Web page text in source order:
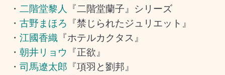
・ 二階堂黎人
『二階堂蘭子』シリーズ
・ 古野まほろ 『禁じられたジュリエット』
・ 江國香織 『ホテルカクタス』
・ 朝井リョウ 『正欲』
・ 司馬遼太郎 『項羽と劉邦』